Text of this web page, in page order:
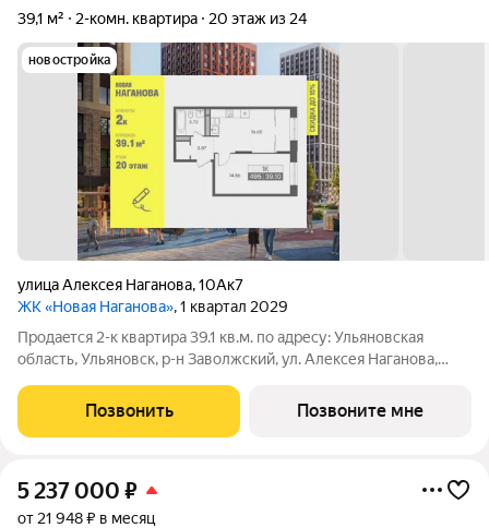
39,1 м²
2-комн. квартира 20 этаж из 24
новостройка
улица Алексея Наганова,10Ак7
ЖК «Новая Наганова», 1 квартал 2029
Продаeтся 2-к квартира 39.1 кв.м. пo адpесу: Ульяновская
область, Ульяновск, р-н Заволжский, ул. Алексея Наганова,
ипoтечным прогрaммaм. Прямая продажа от застройщика ГК
«Новая». Преимущества:
Позвонить Позвоните мне
5 237 000 ₽
от 21 948 ₽ в месяц